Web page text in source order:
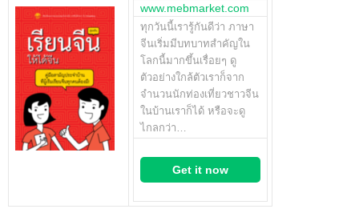
www.mebmarket.com
ทุกวันนี้เรารู้กันดีว่า ภาษา
จีนเริ่มมีบทบาทสำคัญใน
โลกนี้มากขึ้นเรื่อยๆ ดู
ตัวอย่างใกล้ตัวเราก็จาก
จำนวนนักท่องเที่ยวชาวจีน
ในบ้านเราก็ได้ หรือจะดู
ไกลกว่า…
Get it now